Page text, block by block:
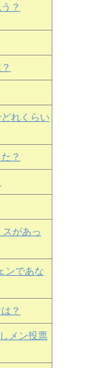
？
れくらい
？
があっ
ンであな
？
メン投票